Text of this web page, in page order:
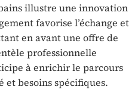
illustre une innovation
favorise l’échange et
en avant une offre de
professionnelle
à enrichir le parcours
besoins spécifiques.